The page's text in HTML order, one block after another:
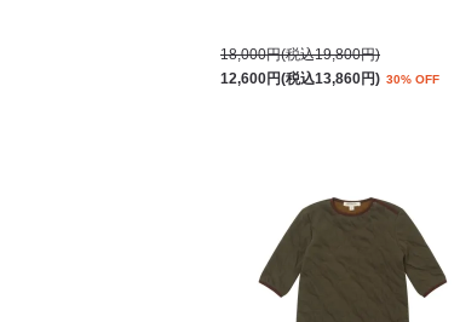
18,000円(税込19,800円)
12,600円(税込13,860円) 30% OFF